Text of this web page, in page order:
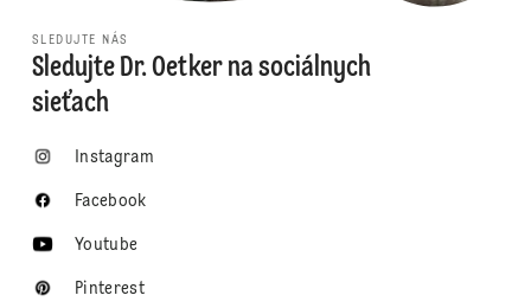
SLEDUJTE NÁS
Sledujte Dr. Oetker na sociálnych
sieťach
Instagram
Facebook
Youtube
Pinterest